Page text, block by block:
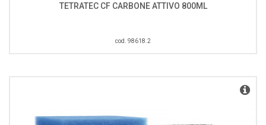
TETRATEC CF CARBONE ATTIVO 800ML
cod. 98618.2